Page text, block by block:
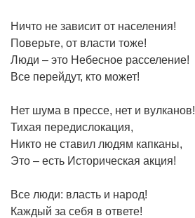
Ничто не зависит от населения!
Поверьте, от власти тоже!
Люди – это Небесное расселение!
Все перейдут, кто может!
Нет шума в прессе, нет и вулканов!
Тихая передислокация,
Никто не ставил людям капканы,
Это – есть Историческая акция!
Все люди: власть и народ!
Каждый за себя в ответе!